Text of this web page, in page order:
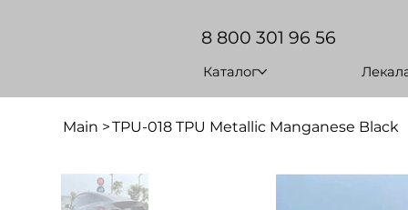
8 800 301 96 56
Каталог
Main >TPU-018 TPU Metallic Manganese Black